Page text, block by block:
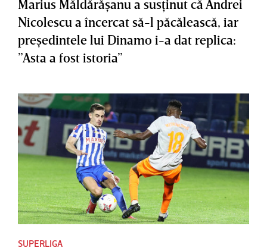
Marius Măldărăşanu a susţinut că Andrei
Nicolescu a încercat să-l păcălească, iar
preşedintele lui Dinamo i-a dat replica:
”Asta a fost istoria”
SUPERLIGA